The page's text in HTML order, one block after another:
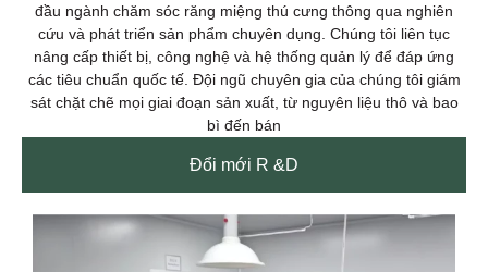
đầu ngành chăm sóc răng miệng thú cưng thông qua nghiên
cứu và phát triển sản phẩm chuyên dụng. Chúng tôi liên tục
nâng cấp thiết bị, công nghệ và hệ thống quản lý để đáp ứng
các tiêu chuẩn quốc tế. Đội ngũ chuyên gia của chúng tôi giám
sát chặt chẽ mọi giai đoạn sản xuất, từ nguyên liệu thô và bao
bì đến bán
Đổi mới R &D